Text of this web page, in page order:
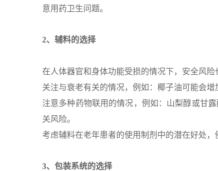
意用药卫生问题。
2、辅料的选择
在人体器官和身体功能受损的情况下，安全风险
关注与衰老有关的情况，例如：椰子油可能会
注意多种药物联用的情况，例如：山梨醇或甘
关风险。
考虑辅料在老年患者的使用制剂中的潜在好处
3、包装系统的选择